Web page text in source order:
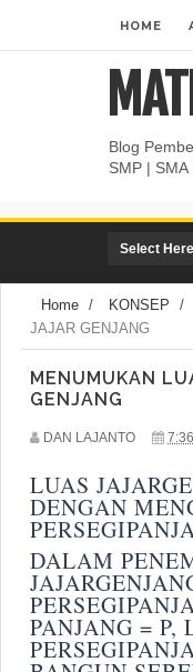
HOME
Blog
SMP |
Home / KONSEP /
JAJAR GENJANG
MENUMUKAN
GENJANG
DAN LAJANTO
LUAS
DENGAN
DALAM
PANJANG = P,